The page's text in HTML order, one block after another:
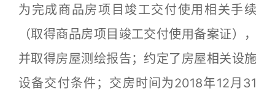
为完成商品房项目竣工交付使用相关手续
（取得商品房项目竣工交付使用备案证），
并取得房屋测绘报告；约定了房屋相关设施
设备交付条件；交房时间为2018年12月31